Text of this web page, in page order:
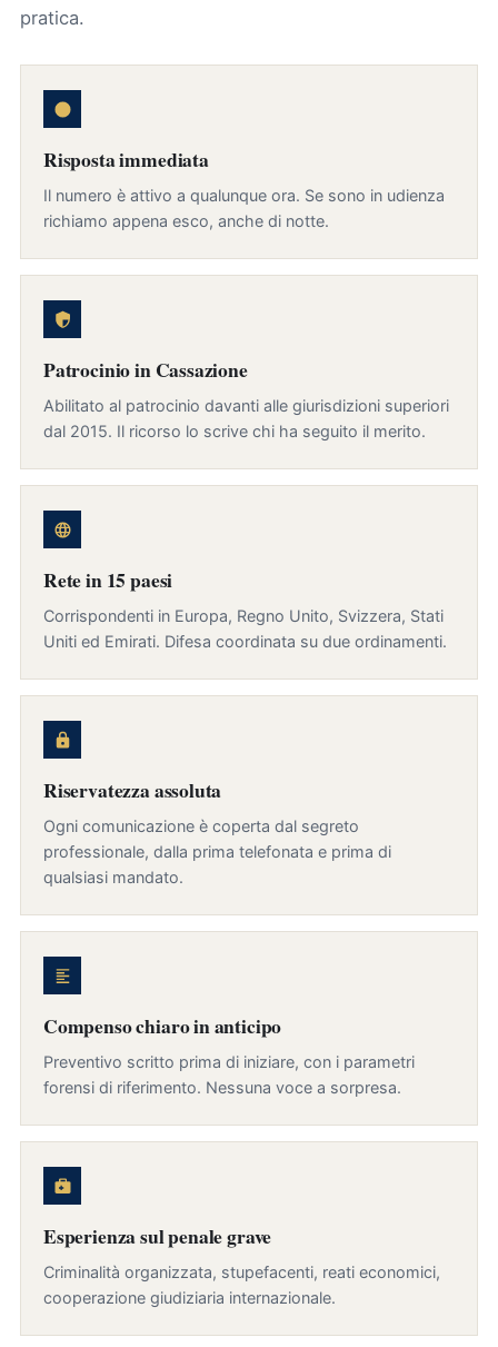
pratica.
Risposta immediata
Il numero è attivo a qualunque ora. Se sono in udienza
richiamo appena esco, anche di notte.
Patrocinio in Cassazione
Abilitato al patrocinio davanti alle giurisdizioni superiori
dal 2015. Il ricorso lo scrive chi ha seguito il merito.
Rete in 15 paesi
Corrispondenti in Europa, Regno Unito, Svizzera, Stati
Uniti ed Emirati. Difesa coordinata su due ordinamenti.
Riservatezza assoluta
Ogni comunicazione è coperta dal segreto
professionale, dalla prima telefonata e prima di
qualsiasi mandato.
Compenso chiaro in anticipo
Preventivo scritto prima di iniziare, con i parametri
forensi di riferimento. Nessuna voce a sorpresa.
Esperienza sul penale grave
Criminalità organizzata, stupefacenti, reati economici,
cooperazione giudiziaria internazionale.